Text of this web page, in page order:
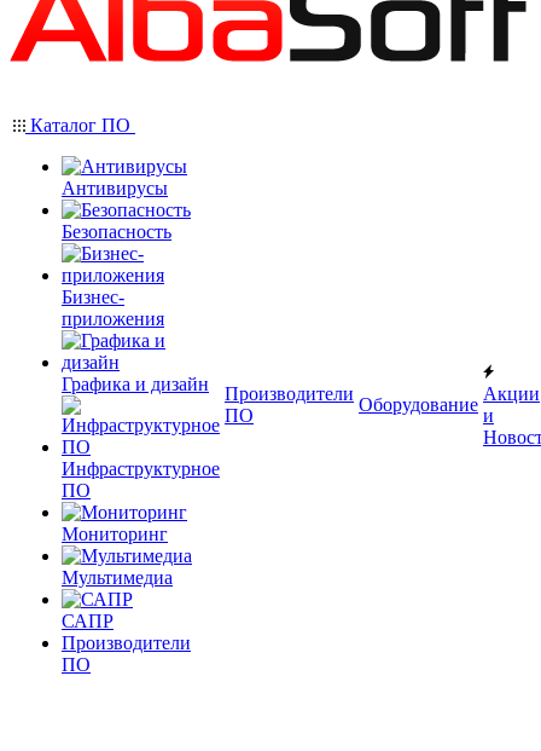
Каталог ПО
Антивирусы
Безопасность
Бизнес-
приложения
Графика и дизайн
Инфраструктурное
ПО
Мониторинг
Мультимедиа
САПР
Производители
ПО
Производители
ПО
Оборудование
Акции
и